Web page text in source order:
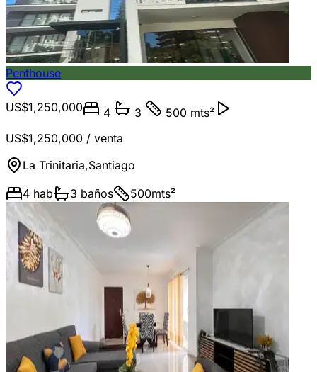
Penthouse
US$1,250,000 4 3
500 mts²
US$1,250,000 / venta
La Trinitaria,Santiago
4 hab 3 baños 500mts²